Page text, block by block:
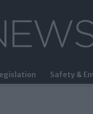
FleetNews
Safety &